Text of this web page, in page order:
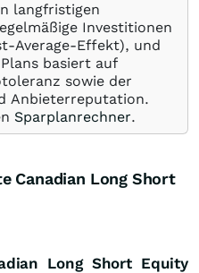
langfristigen
Investitionen
Average-Effekt), und
basiert auf
sowie der
Anbieterreputation.
Sparplanrechner.
Canadian Long Short
Long Short Equity